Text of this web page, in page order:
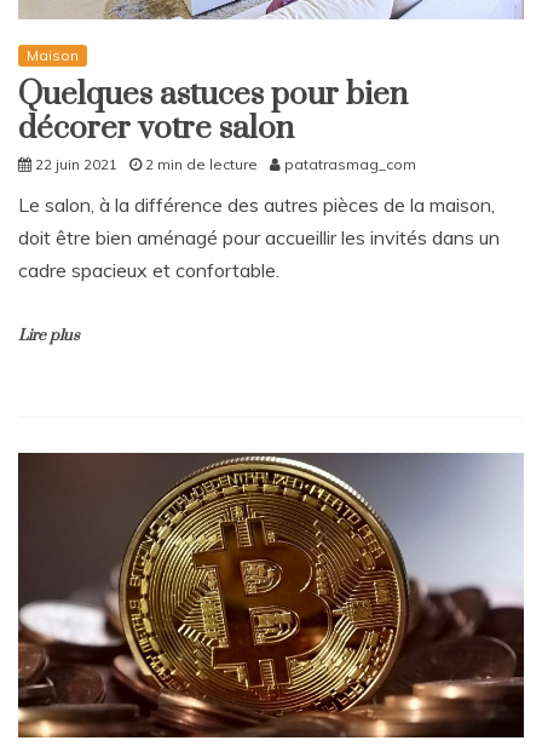
Maison
Quelques astuces pour bien
décorer votre salon
22 juin 2021 2 min de lecture patatrasmag_com
Le salon, à la différence des autres pièces de la maison,
doit être bien aménagé pour accueillir les invités dans un
cadre spacieux et confortable.
Lire plus